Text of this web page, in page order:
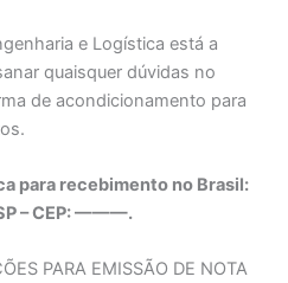
e Logística está a
quaisquer dúvidas no
de acondicionamento para
para recebimento no Brasil:
– CEP: ———.
PARA EMISSÃO DE NOTA